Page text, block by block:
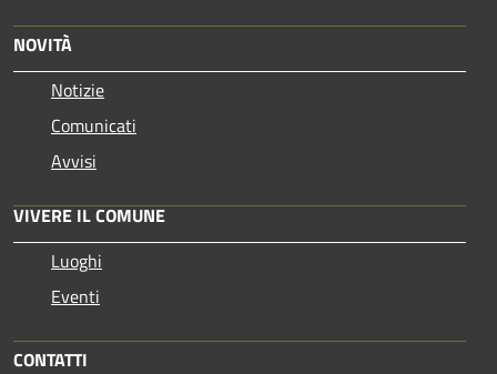
NOVITÀ
Notizie
Comunicati
Avvisi
VIVERE IL COMUNE
Luoghi
Eventi
CONTATTI